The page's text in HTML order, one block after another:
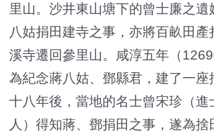
里山。沙井東山塘下的曾士廉之
八姑捐田建寺之事，亦將百畝田產
溪寺遷回參里山。咸淳五年（
為紀念蔣八姑、鄧縣君，建了一座
十八年後，當地的名士曾宋珍（進
人）得知蔣、鄧捐田之事，遂為